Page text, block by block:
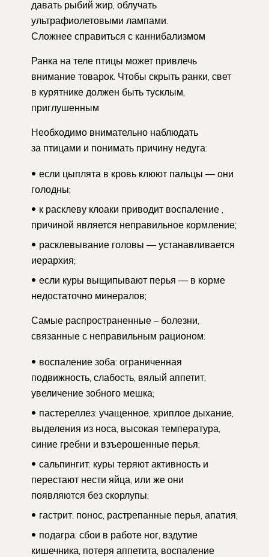
давать рыбий жир, облучать
ультрафиолетовыми лампами.
Сложнее справиться с каннибализмом
Ранка на теле птицы может привлечь
внимание товарок. Чтобы скрыть ранки, свет
в курятнике должен быть тусклым,
приглушенным
Необходимо внимательно наблюдать
за птицами и понимать причину недуга:
если цыплята в кровь клюют пальцы — они
голодны;
к расклеву клоаки приводит воспаление ,
причиной является неправильное кормление;
расклевывание головы — устанавливается
иерархия;
если куры выщипывают перья — в корме
недостаточно минералов;
Самые распространенные – болезни,
связанные с неправильным рационом:
воспаление зоба: ограниченная
подвижность, слабость, вялый аппетит,
увеличение зобного мешка;
пастереллез: учащенное, хриплое дыхание,
выделения из носа, высокая температура,
синие гребни и взъерошенные перья;
сальпингит: куры теряют активность и
перестают нести яйца, или же они
появляются без скорлупы;
гастрит: понос, растрепанные перья, апатия;
подагра: сбои в работе ног, вздутие
кишечника, потеря аппетита, воспаление